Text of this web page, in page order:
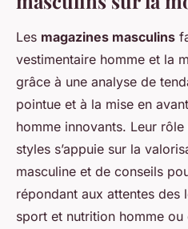
Les magazines masculins
vestimentaire homme et la
grâce à une analyse de
pointue et à la mise en
homme innovants. Leur
styles s’appuie sur la
masculine et de conseils
répondant aux attentes des
sport et nutrition homme